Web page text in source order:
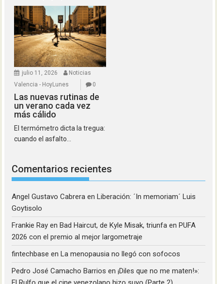
julio 11, 2026
Noticias
Valencia - HoyLunes
0
Las nuevas rutinas de
un verano cada vez
más cálido
El termómetro dicta la tregua:
cuando el asfalto...
Comentarios recientes
Angel Gustavo Cabrera enLiberación: ´In memoriam´ Luis
Goytisolo
Frankie Ray enBad Haircut, de Kyle Misak, triunfa en PUFA
2026 con el premio al mejor largometraje
fintechbase enLa menopausia no llegó con sofocos
Pedro José Camacho Barrios en¡Diles que no me maten!»: